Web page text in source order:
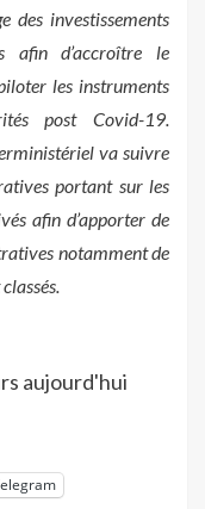
des investissements
afin d’accroître le
les instruments
post Covid-19.
va suivre
portant sur les
afin d’apporter de
notamment de
aujourd'hui